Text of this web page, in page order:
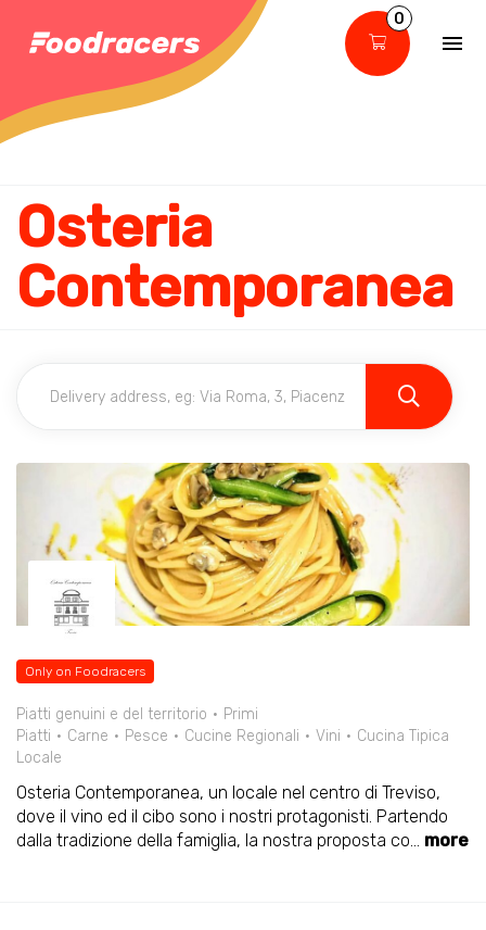
0
Osteria
Contemporanea
Only on Foodracers
Piatti genuini e del territorio
Primi
Piatti
Carne Pesce Cucine Regionali Vini
Cucina Tipica
Locale
Osteria Contemporanea, un locale nel centro di Treviso,
dove il vino ed il cibo sono i nostri protagonisti. Partendo
dalla tradizione della famiglia, la nostra proposta co... more